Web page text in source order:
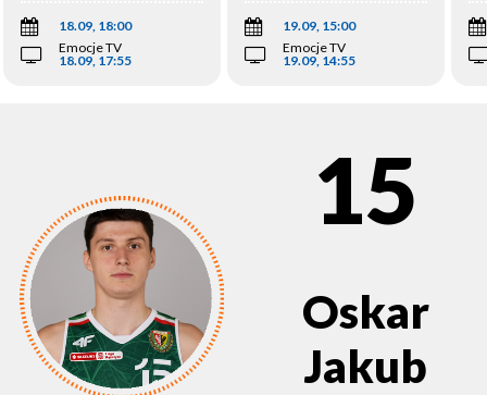
18.09, 18:00
Emocje TV
18.09, 17:55
19.09, 15:00
Emocje TV
19.09, 14:55
15
Oskar
Jakub